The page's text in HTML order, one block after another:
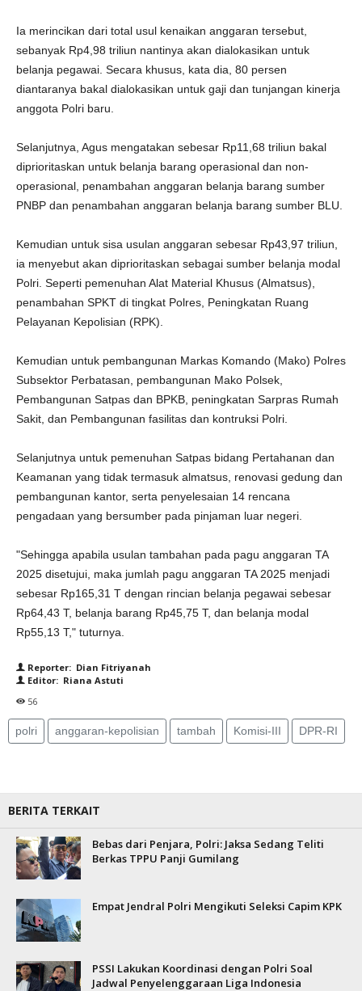
Ia merincikan dari total usul kenaikan anggaran tersebut,
sebanyak Rp4,98 triliun nantinya akan dialokasikan untuk
belanja pegawai. Secara khusus, kata dia, 80 persen
diantaranya bakal dialokasikan untuk gaji dan tunjangan kinerja
anggota Polri baru.
Selanjutnya, Agus mengatakan sebesar Rp11,68 triliun bakal
diprioritaskan untuk belanja barang operasional dan non-
operasional, penambahan anggaran belanja barang sumber
PNBP dan penambahan anggaran belanja barang sumber BLU.
Kemudian untuk sisa usulan anggaran sebesar Rp43,97 triliun,
ia menyebut akan diprioritaskan sebagai sumber belanja modal
Polri. Seperti pemenuhan Alat Material Khusus (Almatsus),
penambahan SPKT di tingkat Polres, Peningkatan Ruang
Pelayanan Kepolisian (RPK).
Kemudian untuk pembangunan Markas Komando (Mako) Polres
Subsektor Perbatasan, pembangunan Mako Polsek,
Pembangunan Satpas dan BPKB, peningkatan Sarpras Rumah
Sakit, dan Pembangunan fasilitas dan kontruksi Polri.
Selanjutnya untuk pemenuhan Satpas bidang Pertahanan dan
Keamanan yang tidak termasuk almatsus, renovasi gedung dan
pembangunan kantor, serta penyelesaian 14 rencana
pengadaan yang bersumber pada pinjaman luar negeri.
"Sehingga apabila usulan tambahan pada pagu anggaran TA
2025 disetujui, maka jumlah pagu anggaran TA 2025 menjadi
sebesar Rp165,31 T dengan rincian belanja pegawai sebesar
Rp64,43 T, belanja barang Rp45,75 T, dan belanja modal
Rp55,13 T," tuturnya.
Reporter: Dian Fitriyanah
Editor: Riana Astuti
56
polri anggaran-kepolisian tambah Komisi-III DPR-RI
BERITA TERKAIT
Bebas dari Penjara, Polri: Jaksa Sedang Teliti
Berkas TPPU Panji Gumilang
Empat Jendral Polri Mengikuti Seleksi Capim KPK
PSSI Lakukan Koordinasi dengan Polri Soal
Jadwal Penyelenggaraan Liga Indonesia